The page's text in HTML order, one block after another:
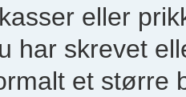
eller
har skrevet
et større